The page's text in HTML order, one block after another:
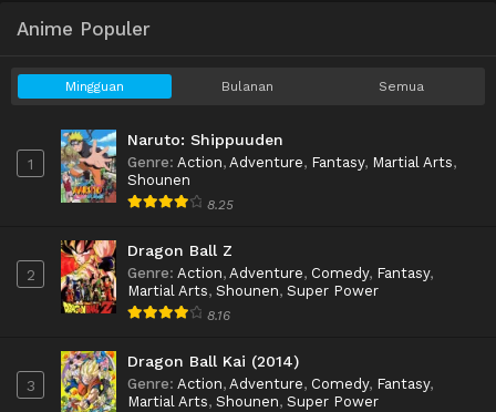
Anime Populer
Mingguan Bulanan Semua
1
Naruto: Shippuuden
Genre: Action, Adventure, Fantasy, Martial Arts,
Shounen
8.25
2
Dragon Ball Z
Genre: Action, Adventure, Comedy, Fantasy,
Martial Arts, Shounen, Super Power
8.16
3
Dragon Ball Kai (2014)
Genre: Action, Adventure, Comedy, Fantasy,
Martial Arts, Shounen, Super Power